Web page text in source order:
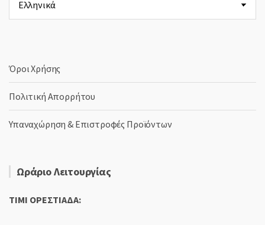
μια
γλώσσα
Όροι Χρήσης
Πολιτική Απορρήτου
Υπαναχώρηση & Επιστροφές Προϊόντων
Ωράριο Λειτουργίας
TIMI ΟΡΕΣΤΙΑΔΑ: